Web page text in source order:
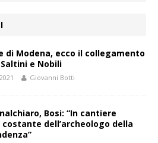
di Modena, ecco il collegamento
e Nobili
Giovanni Botti
Bosi: “In cantiere
costante dell’archeologo della